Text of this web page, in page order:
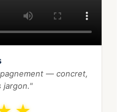
— concret,
jargon."